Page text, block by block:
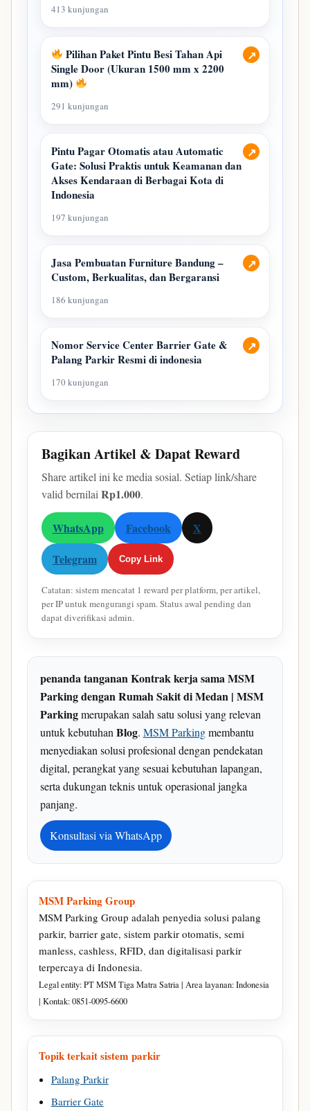
413 kunjungan
↗
Pilihan Paket Pintu Besi Tahan Api
Single Door (Ukuran 1500 mm x 2200
mm)
291 kunjungan
↗
Pintu Pagar Otomatis atau Automatic
Gate: Solusi Praktis untuk Keamanan dan
Akses Kendaraan di Berbagai Kota di
Indonesia
197 kunjungan
↗
Jasa Pembuatan Furniture Bandung –
Custom, Berkualitas, dan Bergaransi
186 kunjungan
↗
Nomor Service Center Barrier Gate &
Palang Parkir Resmi di indonesia
170 kunjungan
Bagikan Artikel & Dapat Reward
Share artikel ini ke media sosial. Setiap link/share
valid bernilai Rp1.000.
WhatsApp Facebook
X
Telegram
Copy Link
Catatan: sistem mencatat 1 reward per platform, per artikel,
per IP untuk mengurangi spam. Status awal pending dan
dapat diverifikasi admin.
penanda tanganan Kontrak kerja sama MSM
Parking dengan Rumah Sakit di Medan | MSM
Parkingmerupakan salah satu solusi yang relevan
untuk kebutuhan Blog. MSM Parkingmembantu
menyediakan solusi profesional dengan pendekatan
digital, perangkat yang sesuai kebutuhan lapangan,
serta dukungan teknis untuk operasional jangka
panjang.
Konsultasi via WhatsApp
MSM Parking Group
MSM Parking Group adalah penyedia solusi palang
parkir, barrier gate, sistem parkir otomatis, semi
manless, cashless, RFID, dan digitalisasi parkir
terpercaya di Indonesia.
Legal entity: PT MSM Tiga Matra Satria | Area layanan: Indonesia
| Kontak: 0851-0095-6600
Topik terkait sistem parkir
Palang Parkir
Barrier Gate